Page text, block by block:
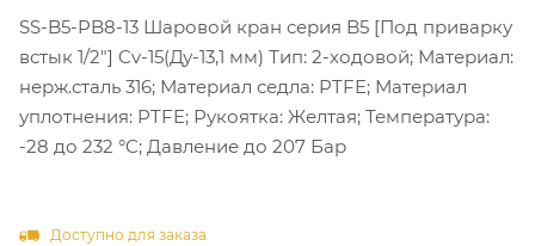
SS-B5-PB8-13 Шаровой кран серия B5 [Под приварку
встык 1/2"] Cv-15(Ду-13,1 мм) Тип: 2-ходовой; Материал:
нерж.сталь 316; Материал седла: PTFE; Материал
уплотнения: PTFE; Рукоятка: Желтая; Температура:
-28 до 232 °C; Давление до 207 Бар
Доступно для заказа